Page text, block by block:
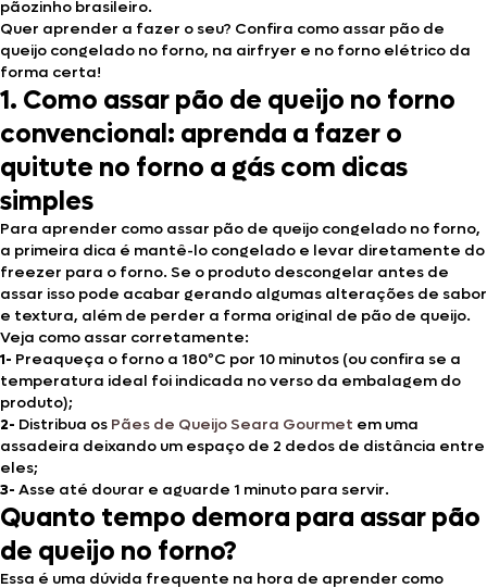
pãozinho brasileiro.
Quer aprender a fazer o seu? Confira como assar pão de
queijo congelado no forno, na airfryer e no forno elétrico da
forma certa!
1. Como assar pão de queijo no forno
convencional: aprenda a fazer o
quitute no forno a gás com dicas
simples
Para aprender como assar pão de queijo congelado no forno,
a primeira dica é mantê-lo congelado e levar diretamente do
freezer para o forno. Se o produto descongelar antes de
assar isso pode acabar gerando algumas alterações de sabor
e textura, além de perder a forma original de pão de queijo.
Veja como assar corretamente:
1- Preaqueça o forno a 180ºC por 10 minutos (ou confira se a
temperatura ideal foi indicada no verso da embalagem do
produto);
2- Distribua os Pães de Queijo Seara Gourmet em uma
assadeira deixando um espaço de 2 dedos de distância entre
eles;
3- Asse até dourar e aguarde 1 minuto para servir.
Quanto tempo demora para assar pão
de queijo no forno?
Essa é uma dúvida frequente na hora de aprender como